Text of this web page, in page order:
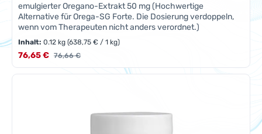
emulgierter Oregano-Extrakt 50 mg (Hochwertige
Alternative für Orega-SG Forte. Die Dosierung verdoppeln,
wenn vom Therapeuten nicht anders verordnet.)
Inhalt:0.12 kg(638,75 € / 1 kg)
Verkaufspreis:
76,65 € Regulärer Preis:
76,66 €